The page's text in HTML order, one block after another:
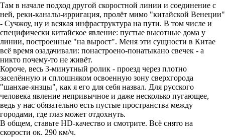
Там в начале подход другой скоростной линии и соединение с
ней, реки-каналы-ирригация, пролёт мимо "китайской Венеции"
- Сучжоу, ну и всякая инфраструктура на пути. В том числе и
специфически китайское явление: пустые высотные дома у
линии, построенные "на вырост". Меня эти сущности в Китае
всё время озадачивали: понастроено-понатыкано свечек - а
никто почему-то не живёт.
Короче, весь 3-минутный ролик - проезд через плотно
заселённую и сплошняком освоенную зону сверхгорода
"шанхае-янзцы", как я его для себя назвал. Для русского
человека явление непривычное и даже несколько пугающее,
ведь у нас обязательно есть пустые пространства между
городами, где глаз может отдохнуть.
В общем, ставьте HD-качество и смотрите. Всё снято на
скорости ок. 290 км/ч.